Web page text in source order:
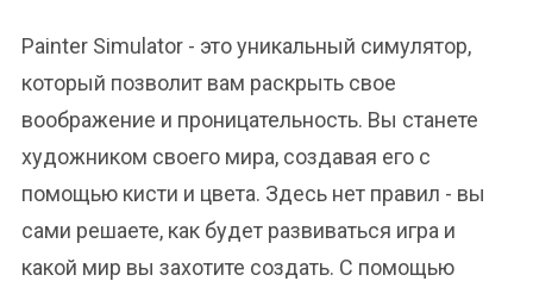
Painter Simulator - это уникальный симулятор,
который позволит вам раскрыть свое
воображение и проницательность. Вы станете
художником своего мира, создавая его с
помощью кисти и цвета. Здесь нет правил - вы
сами решаете, как будет развиваться игра и
какой мир вы захотите создать. С помощью